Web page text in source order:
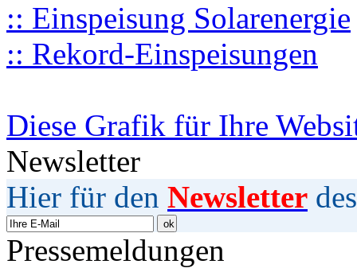
:: Einspeisung Solarenergie
:: Rekord-Einspeisungen
Diese Grafik für Ihre
Newsletter
Hier für den Newsletter
Pressemeldungen